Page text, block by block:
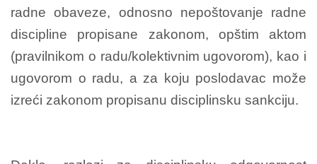
radne obaveze, odnosno nepoštovanje radne
discipline propisane zakonom, opštim aktom
(pravilnikom o radu/kolektivnim ugovorom), kao i
ugovorom o radu, a za koju poslodavac može
izreći zakonom propisanu disciplinsku sankciju.